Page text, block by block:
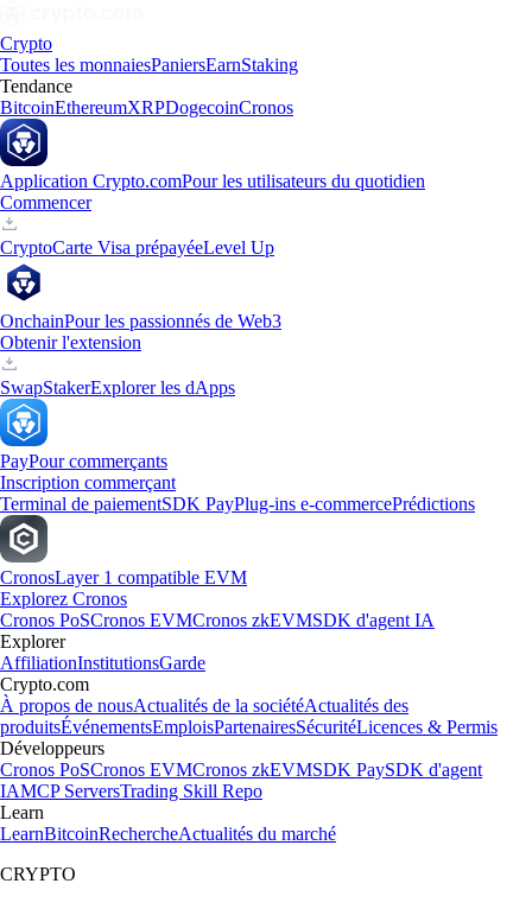
Crypto
Toutes les monnaiesPaniersEarnStaking
Tendance
BitcoinEthereumXRPDogecoinCronos
Application Crypto.comPour les utilisateurs du quotidien
Commencer
CryptoCarte Visa prépayéeLevel Up
OnchainPour les passionnés de Web3
Obtenir l'extension
SwapStakerExplorer les dApps
PayPour commerçants
Inscription commerçant
Terminal de paiementSDK PayPlug-ins e-commercePrédictions
CronosLayer 1 compatible EVM
Explorez Cronos
Cronos PoSCronos EVMCronos zkEVMSDK d'agent IA
Explorer
AffiliationInstitutionsGarde
Crypto.com
À propos de nousActualités de la sociétéActualités des
produitsÉvénementsEmploisPartenairesSécuritéLicences & Permis
Développeurs
Cronos PoSCronos EVMCronos zkEVMSDK PaySDK d'agent
IAMCP ServersTrading Skill Repo
Learn
LearnBitcoinRechercheActualités du marché
CRYPTO